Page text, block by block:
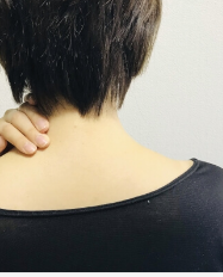
悩みの方
の痛みでお悩みの方
みの方
乱れが気になる方